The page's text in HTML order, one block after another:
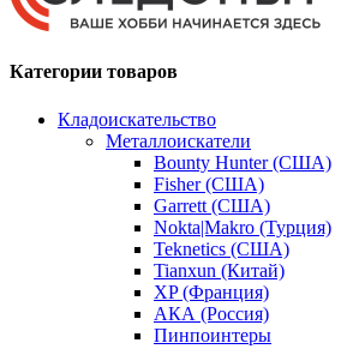
Категории товаров
Кладоискательство
Металлоискатели
Bounty Hunter (США)
Fisher (США)
Garrett (США)
Nokta|Makro (Турция)
Teknetics (США)
Tianxun (Китай)
XP (Франция)
АКА (Россия)
Пинпоинтеры